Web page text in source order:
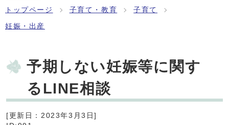
トップページ 子育て・教育 子育て
妊娠・出産
予期しない妊娠等に関す
るLINE相談
[更新日：2023年3月3日]